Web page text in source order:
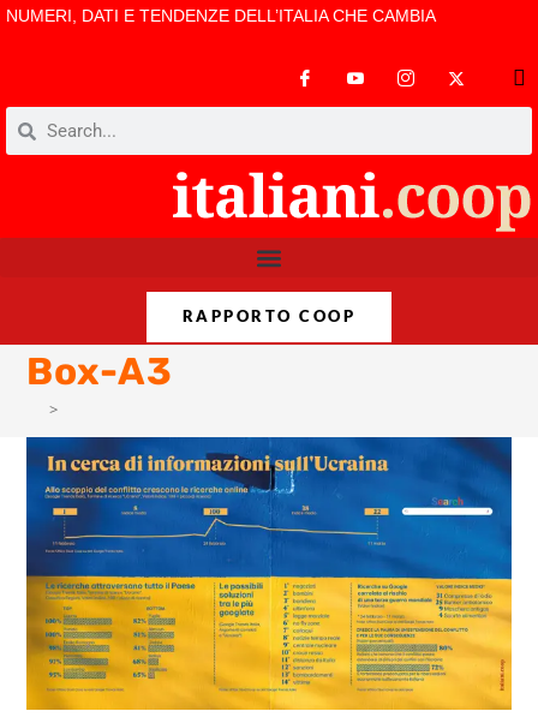
NUMERI, DATI E TENDENZE DELL’ITALIA CHE CAMBIA
RAPPORTO COOP
Box-A3
>